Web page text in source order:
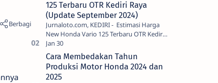
125 Terbaru OTR Kediri Raya
(Update September 2024)
Jurnaloto.com, KEDIRI - Estimasi Harga
New Honda Vario 125 Terbaru OTR Kediri
Raya (Update September 2024) Brosis
sekalian, PT Astra Honda Motor (AH…
Cara Membedakan Tahun
Produksi Motor Honda 2024 dan
2025